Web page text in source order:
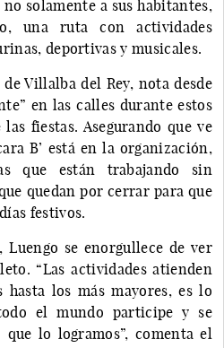
solamente a sus habitantes,
una ruta con actividades
deportivas y musicales.
Villalba del Rey, nota desde
en las calles durante estos
fiestas. Asegurando que ve
B’ está en la organización,
que están trabajando sin
quedan por cerrar para que
festivos.
Luengo se enorgullece de ver
“Las actividades atienden
hasta los más mayores, es lo
el mundo participe y se
lo logramos”, comenta el